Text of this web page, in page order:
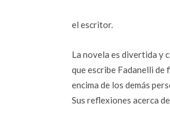
el escritor.
La novela es divertida y
que escribe Fadanelli de
encima de los demás
Sus reflexiones acerca